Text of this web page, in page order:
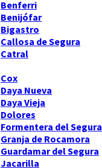
Benferri
Benijófar
Bigastro
Callosa de Segura
Catral
Cox
Daya Nueva
Daya Vieja
Dolores
Formentera del Segura
Granja de Rocamora
Guardamar del Segura
Jacarilla